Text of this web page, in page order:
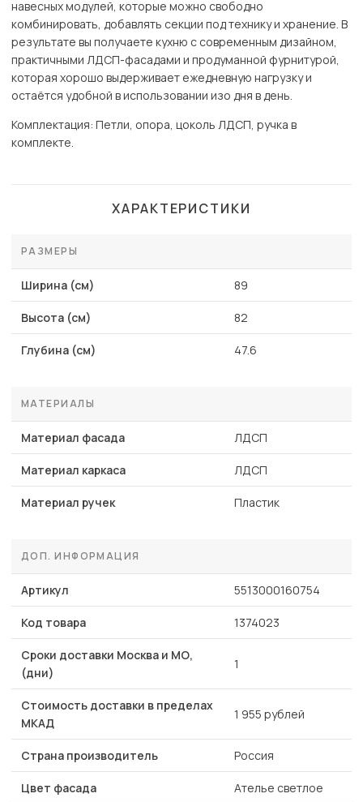
навесных модулей, которые можно свободно
комбинировать, добавлять секции под технику и хранение. В
результате вы получаете кухню с современным дизайном,
практичными ЛДСП-фасадами и продуманной фурнитурой,
которая хорошо выдерживает ежедневную нагрузку и
остаётся удобной в использовании изо дня в день.
Комплектация: Петли, опора, цоколь ЛДСП, ручка в
комплекте.
ХАРАКТЕРИСТИКИ
РАЗМЕРЫ
Ширина (см) 89
Высота (см) 82
Глубина (см) 47.6
МАТЕРИАЛЫ
Материал фасада ЛДСП
Материал каркаса ЛДСП
Материал ручек Пластик
ДОП. ИНФОРМАЦИЯ
Артикул 5513000160754
Код товара 1374023
Сроки доставки Москва и МО,
(дни)
1
Стоимость доставки в пределах
МКАД
1 955 рублей
Страна производитель Россия
Цвет фасада Ателье светлое